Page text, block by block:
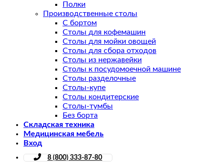
Полки
Производственные столы
С бортом
Столы для кофемашин
Столы для мойки овощей
Столы для сбора отходов
Столы из нержавейки
Столы к посудомоечной машине
Столы разделочные
Столы-купе
Столы кондитерские
Столы-тумбы
Без борта
Складская техника
Медицинская мебель
Вход
8 (800) 333-87-80